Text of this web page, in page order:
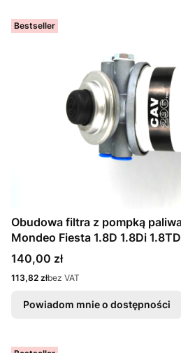
Bestseller
Obudowa filtra z pompką paliwa z
Mondeo Fiesta 1.8D 1.8Di
Cena
140,00 zł
Cena
113,82 złbez VAT
Powiadom mnie o dostępności